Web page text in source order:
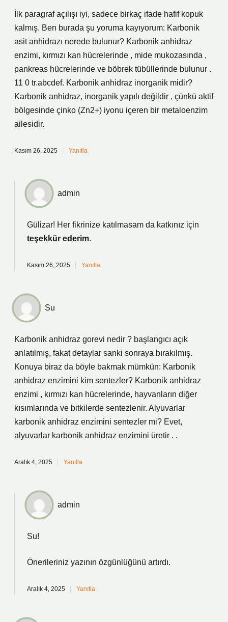
İlk paragraf açılışı iyi, sadece birkaç ifade hafif kopuk
kalmış. Ben burada şu yoruma kayıyorum: Karbonik
asit anhidrazı nerede bulunur? Karbonik anhidraz
enzimi, kırmızı kan hücrelerinde , mide mukozasında ,
pankreas hücrelerinde ve böbrek tübüllerinde bulunur .
11 0 tr.abcdef. Karbonik anhidraz inorganik midir?
Karbonik anhidraz, inorganik yapılı değildir , çünkü aktif
bölgesinde çinko (Zn2+) iyonu içeren bir metaloenzim
ailesidir.
Kasım 26, 2025 Yanıtla
admin
Gülizar! Her fikrinize katılmasam da katkınız için
teşekkür ederim.
Kasım 26, 2025 Yanıtla
Su
Karbonik anhidraz gorevi nedir ? başlangıcı açık
anlatılmış, fakat detaylar sanki sonraya bırakılmış.
Konuya biraz da böyle bakmak mümkün: Karbonik
anhidraz enzimini kim sentezler? Karbonik anhidraz
enzimi , kırmızı kan hücrelerinde, hayvanların diğer
kısımlarında ve bitkilerde sentezlenir. Alyuvarlar
karbonik anhidraz enzimini sentezler mi? Evet,
alyuvarlar karbonik anhidraz enzimini üretir . .
Aralık 4, 2025 Yanıtla
admin
Su!
Önerileriniz yazının özgünlüğünü artırdı.
Aralık 4, 2025 Yanıtla